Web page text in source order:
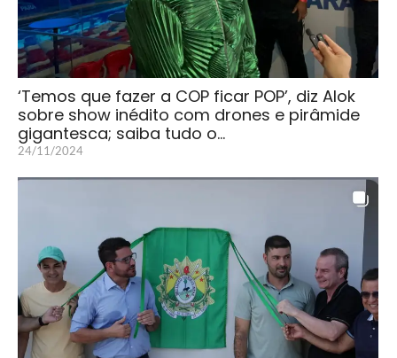
‘Temos que fazer a COP ficar POP’, diz Alok
sobre show inédito com drones e pirâmide
gigantesca; saiba tudo o…
24/11/2024